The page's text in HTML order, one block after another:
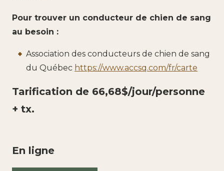
Pour trouver un conducteur de chien de sang
au besoin :
Association des conducteurs de chien de sang
du Québec https://www.accsq.com/fr/carte
Tarification de 66,68$/jour/personne
+ tx.
En ligne